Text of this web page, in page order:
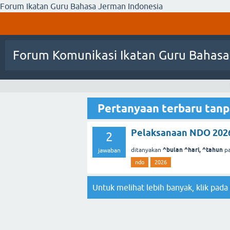
Forum Ikatan Guru Bahasa Jerman Indonesia
Forum Komunikasi Ikatan Guru
Pertanyaan terbaru
2
jawaban
Pelaksanaan NDO
ditanyakan ^bulan ^hari, ^tahun
ndo 2026
Untuk melihat lebih banyak, klik pada